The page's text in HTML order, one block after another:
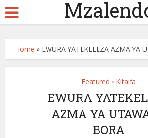
Home » EWURA YATEKELEZA AZMA YA
Featured • Kitaifa
EWURA
AZMA YA
BORA